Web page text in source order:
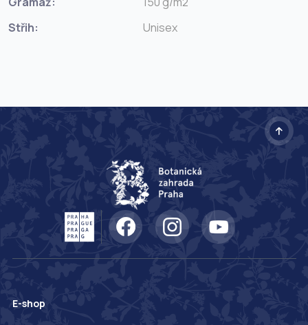
Střih:
Unisex
E-shop